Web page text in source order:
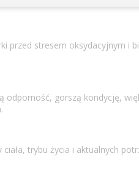
przed stresem oksydacyjnym i
gorszą kondycję,
trybu życia i aktualnych